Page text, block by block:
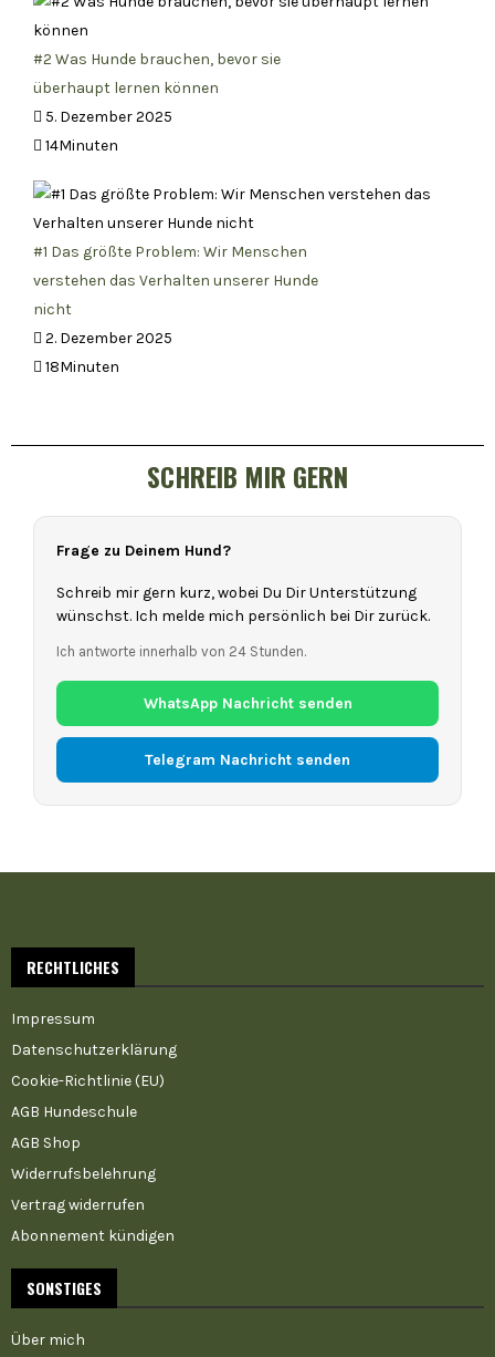
#2 Was Hunde brauchen, bevor sie
überhaupt lernen können
5. Dezember 2025
14Minuten
#1 Das größte Problem: Wir Menschen
verstehen das Verhalten unserer Hunde
nicht
2. Dezember 2025
18Minuten
SCHREIB MIR GERN
Frage zu Deinem Hund?
Schreib mir gern kurz, wobei Du Dir Unterstützung
wünschst. Ich melde mich persönlich bei Dir zurück.
Ich antworte innerhalb von 24 Stunden.
WhatsApp Nachricht senden
Telegram Nachricht senden
RECHTLICHES
Impressum
Datenschutzerklärung
Cookie-Richtlinie (EU)
AGB Hundeschule
AGB Shop
Widerrufsbelehrung
Vertrag widerrufen
Abonnement kündigen
SONSTIGES
Über mich